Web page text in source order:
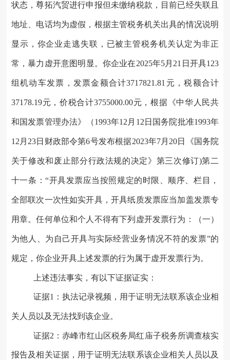
状态，尊拓汽贸进行申报但未缴纳税款，目前已经失联且
地址、电话均为虚假，根据主管税务机关出具的情况说明
显示，你企业走逃失联，已被主管税务机关认定为非正
常，暴力虚开意图明显。你企业在2025年5月21日开具123
组机动车发票，发票金额合计3717821.81元，税额合计
37178.19元，价税合计3755000.00元 ，根据 《中华人民共
和国发票管理办法》（1993年12月12日国务院批准1993年
12月23日财政部令第6号发布根据2023年7月20日《国务院
关于修改和废止部分行政法规的决定》第三次修订)第二
十一条：“开具发票应当按照规定的时限、顺序、栏目，
全部联次一次性如实开具，开具纸质发票应当加盖发票专
用章。任何单位和个人不得有下列虚开发票行为：（一）
为他人、为自己开具与实际经营业务情况不符的发票”的
规定，你企业开具上述发票的行为属于虚开发票行为。
上述违法事实，有以下证据证实：
证据1：执法记录视频，用于证明无法联系该企业相
关人员以及无法找到该企业。
证据2：赤峰市红山区税务局红庙子税务所调查核实
报告及相关证据，用于证明无法联系该企业相关人员以及